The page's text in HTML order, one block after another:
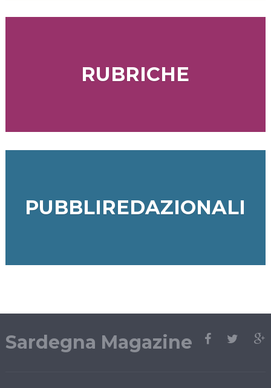
RUBRICHE
PUBBLIREDAZIONALI
Sardegna Magazine